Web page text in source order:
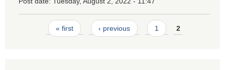
Pages« first ‹ previous 1 2